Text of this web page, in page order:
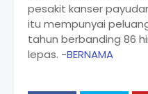
pesakit kanser
itu mempunyai
tahun berbanding 86
lepas. -BERNAMA